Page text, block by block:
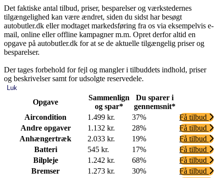
Det faktiske antal tilbud, priser, besparelser og værkstedernes
tilgængelighed kan være ændret, siden du sidst har besøgt
autobutler.dk eller modtaget markedsføring fra os via eksempelvis e-
mail, online eller offline kampagner m.m. Opret derfor altid en
opgave på autobutler.dk for at se de aktuelle tilgængelig priser og
besparelser.
Der tages forbehold for fejl og mangler i tilbuddets indhold, priser
og beskrivelser samt for udsolgte reservedele.
Luk
Opgave
Sammenlign
og spar*
Du sparer i
gennemsnit*
Aircondition
1.499 kr. 37%
Få tilbud
Andre opgaver
1.132 kr. 28%
Få tilbud
Anhængertræk
2.033 kr. 19%
Få tilbud
Batteri
545 kr. 17%
Få tilbud
Bilpleje
1.242 kr. 68%
Få tilbud
Bremser
1.273 kr. 30%
Få tilbud